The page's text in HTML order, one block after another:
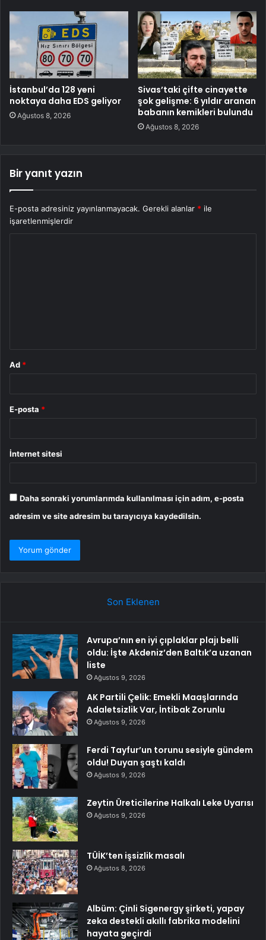
İstanbul’da 128 yeni
noktaya daha EDS geliyor
Ağustos 8, 2026
Sivas’taki çifte cinayette
şok gelişme: 6 yıldır aranan
babanın kemikleri bulundu
Ağustos 8, 2026
Bir yanıt yazın
E-posta adresiniz yayınlanmayacak. Gerekli alanlar * ile
işaretlenmişlerdir
Ad *
E-posta *
İnternet sitesi
Daha sonraki yorumlarımda kullanılması için adım, e-posta
adresim ve site adresim bu tarayıcıya kaydedilsin.
Son Eklenen
Avrupa’nın en iyi çıplaklar plajı belli
oldu: İşte Akdeniz’den Baltık’a uzanan
liste
Ağustos 9, 2026
AK Partili Çelik: Emekli Maaşlarında
Adaletsizlik Var, İntibak Zorunlu
Ağustos 9, 2026
Ferdi Tayfur’un torunu sesiyle gündem
oldu! Duyan şaştı kaldı
Ağustos 9, 2026
Zeytin Üreticilerine Halkalı Leke Uyarısı
Ağustos 9, 2026
TÜİK’ten işsizlik masalı
Ağustos 8, 2026
Albüm: Çinli Sigenergy şirketi, yapay
zeka destekli akıllı fabrika modelini
hayata geçirdi